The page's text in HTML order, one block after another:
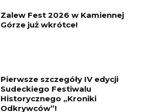
Zalew Fest 2026 w Kamiennej
Górze już wkrótce!
Pierwsze szczegóły IV edycji
Sudeckiego Festiwalu
Historycznego „Kroniki
Odkrywców”!